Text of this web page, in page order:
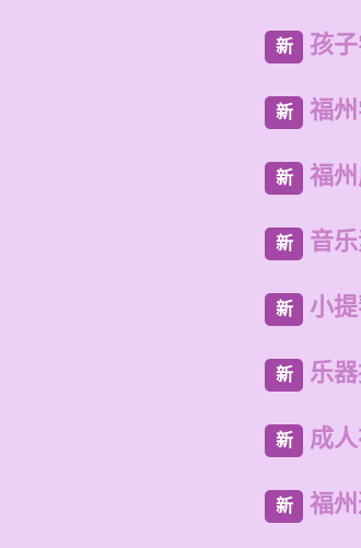
新 孩
新 福
新 福
新 音
新 小
新 乐
新 成
新 福